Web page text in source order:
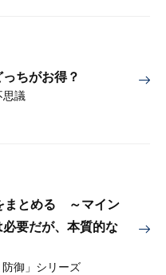
ちがお得？
思議
まとめる ～マイン
必要だが、本質的な
御」シリーズ